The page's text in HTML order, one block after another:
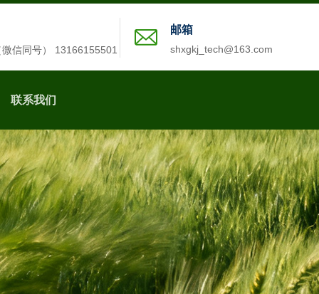
信同号） 13166155501
邮箱
shxgkj_tech@163.com
联系我们